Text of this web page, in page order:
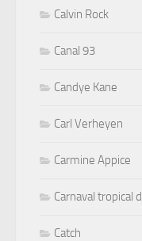
Calvin Rock
Canal 93
Candye Kane
Carl Verheyen
Carmine Appice
Carnaval tropical
Catch